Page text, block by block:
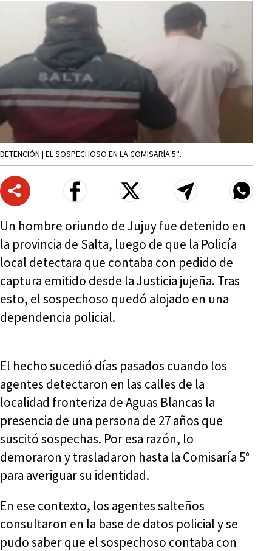
DETENCIÓN | EL SOSPECHOSO EN LA COMISARÍA 5°.
Un hombre oriundo de Jujuy fue detenido en
la provincia de Salta, luego de que la Policía
local detectara que contaba con pedido de
captura emitido desde la Justicia jujeña. Tras
esto, el sospechoso quedó alojado en una
dependencia policial.
El hecho sucedió días pasados cuando los
agentes detectaron en las calles de la
localidad fronteriza de Aguas Blancas la
presencia de una persona de 27 años que
suscitó sospechas. Por esa razón, lo
demoraron y trasladaron hasta la Comisaría 5°
para averiguar su identidad.
En ese contexto, los agentes salteños
consultaron en la base de datos policial y se
pudo saber que el sospechoso contaba con